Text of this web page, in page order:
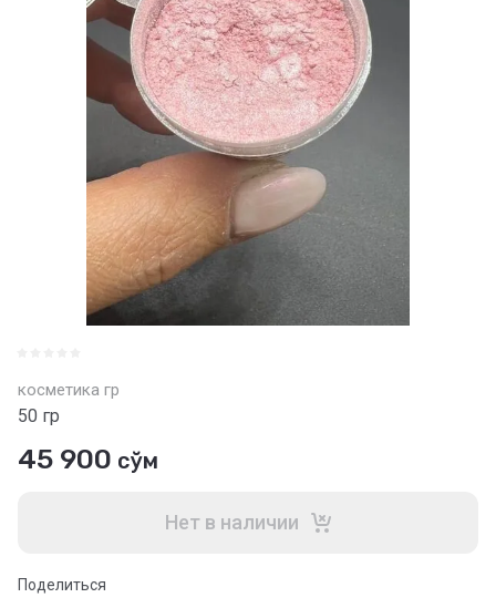
косметика гр
50 гр
45 900 сўм
Нет в наличии
Поделиться